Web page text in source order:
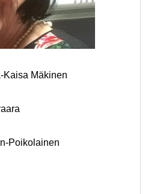
Kaisa Mäkinen
Poikolainen